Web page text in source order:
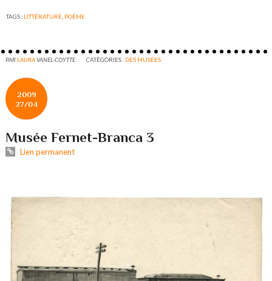
TAGS : LITTÉRATURE POÈME
PARLAURAVANEL-COYTTE CATÉGORIES : DES MUSÉES
2009
27/04
Musée Fernet-Branca 3
Lien permanent